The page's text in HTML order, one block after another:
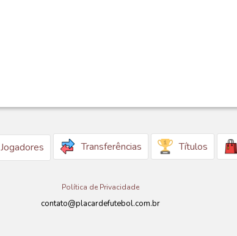
Jogadores Transferências Títulos
Política de Privacidade
contato@placardefutebol.com.br